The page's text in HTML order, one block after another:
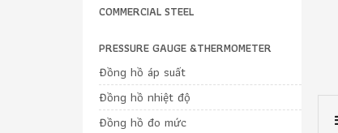
COMMERCIAL STEEL
PRESSURE GAUGE &THERMOMETER
Đồng hồ áp suất
Đồng hồ nhiệt độ
Đồng hồ đo mức